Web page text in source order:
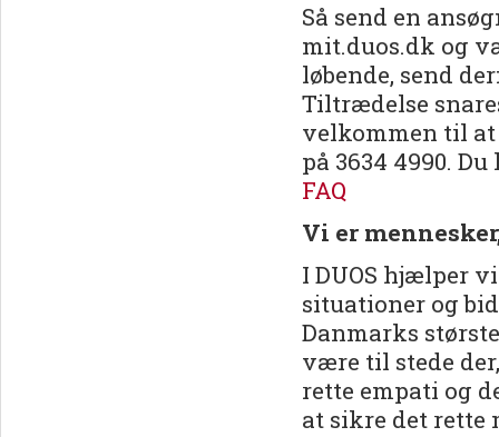
Så send en
mit.duos.dk og
løbende, send
Tiltrædelse
velkommen til
på 3634 4990.
FAQ
Vi er
I DUOS hjælper
situationer og
Danmarks
være til stede
rette empati og
at sikre det rette